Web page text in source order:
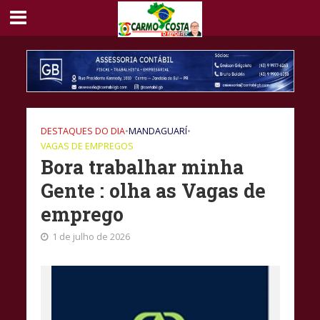
DESTAQUES DO DIA•MANDAGUARÍ•
VAGAS DE EMPREGOS
Bora trabalhar minha
Gente : olha as Vagas de
emprego
1 de julho de 2026